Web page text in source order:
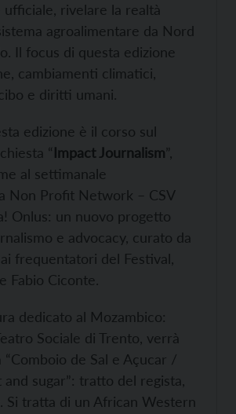
ufficiale, rivelare la realtà
agroalimentare da Nord
Il focus di questa edizione
cambiamenti climatici,
e diritti umani.
edizione è il corso sul
“Impact Journalism”,
al settimanale
Non Profit Network – CSV
Onlus: un nuovo progetto
e advocacy, curato da
frequentatori del Festival,
Fabio Ciconte.
dedicato al Mozambico:
Sociale di Trento, verrà
de Sal e Açucar /
sugar”: tratto del regista,
Si tratta di un African Western